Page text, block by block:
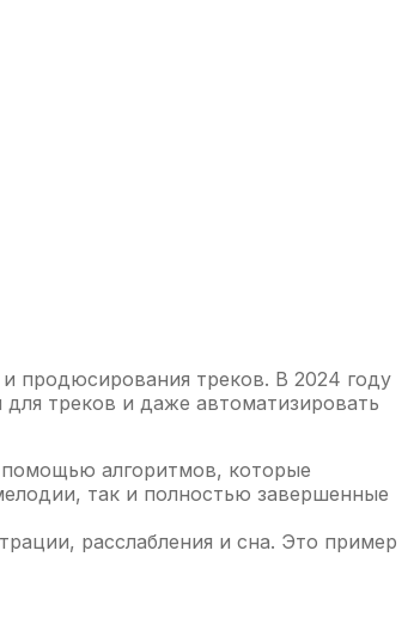
продюсирования треков. В 2024 году
треков и даже автоматизировать
алгоритмов, которые
так и полностью завершенные
расслабления и сна. Это пример